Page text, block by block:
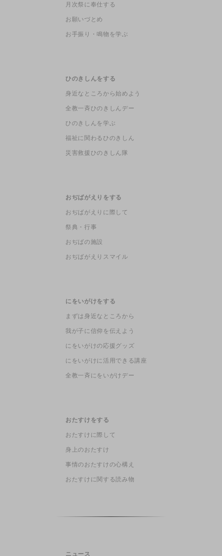
月次祭に奉仕する
お願いづとめ
お手振り・鳴物を学ぶ
ひのきしんをする
身近なところから始めよう
全教一斉ひのきしんデー
ひのきしんを学ぶ
福祉に関わるひのきしん
災害救援ひのきしん隊
おぢばがえりをする
おぢばがえりに際して
祭典・行事
おぢばの施設
おぢばがえりスマイル
にをいがけをする
まずは身近なところから
我が子に信仰を伝えよう
にをいがけの応援グッズ
にをいがけに活用できる講座
全教一斉にをいがけデー
おたすけをする
おたすけに際して
身上のおたすけ
事情のおたすけの心構え
おたすけに関する読み物
ニュース